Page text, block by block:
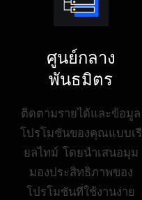
ศูนย์กลาง
พันธมิตร
ติดตามรายได้และข้อมูล
โปรโมชันของคุณแบบเรี
ยลไทม์ โดยนำเสนอมุม
มองประสิทธิภาพของ
โปรโมชันที่ใช้งานง่าย